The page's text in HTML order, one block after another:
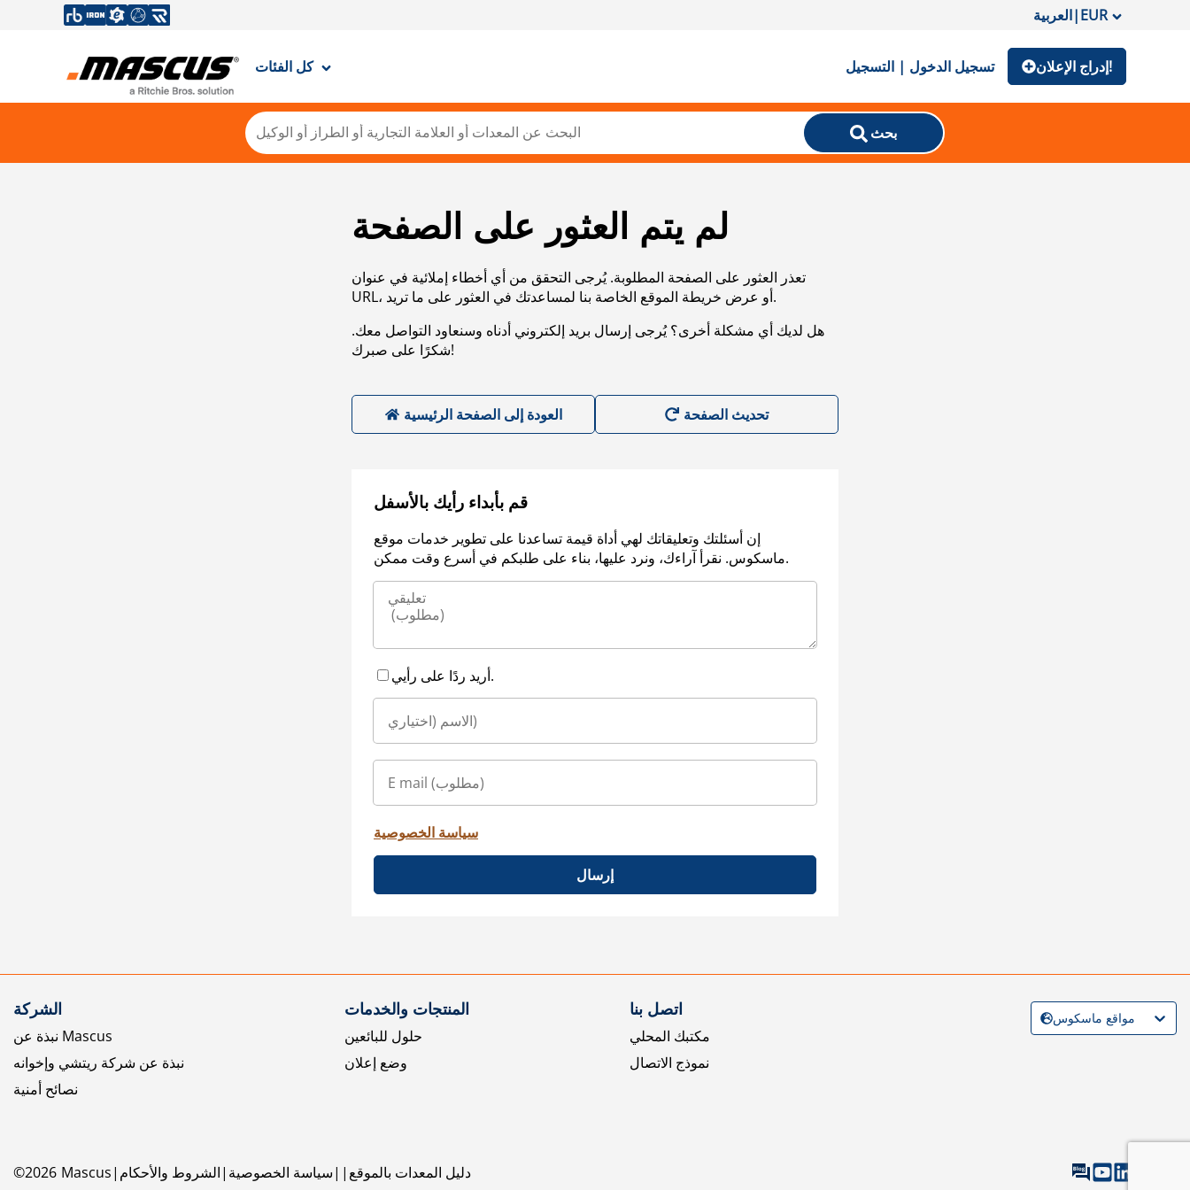
العربية|EUR
كل الفئات تسجيل الدخول | التسجيل إدراج الإعلان!
بحث
لم يتم العثور على الصفحة
تعذر العثور على الصفحة المطلوبة. يُرجى التحقق من أي أخطاء إملائية في عنوان
URL، أو عرض خريطة الموقع الخاصة بنا لمساعدتك في العثور على ما تريد.
هل لديك أي مشكلة أخرى؟ يُرجى إرسال بريد إلكتروني أدناه وسنعاود التواصل معك.
شكرًا على صبرك!
العودة إلى الصفحة الرئيسية
قم بأبداء رأيك بالأسفل
إن أسئلتك وتعليقاتك لهي أداة قيمة تساعدنا على تطوير خدمات موقع
ماسكوس. نقرأ آراءك، ونرد عليها، بناء على طلبكم في أسرع وقت ممكن.
أريد ردًا على رأيي.
سياسة الخصوصية
إرسال
الشركة
نبذة عن Mascus
نبذة عن شركة ريتشي وإخوانه
نصائح أمنية
المنتجات والخدمات
حلول للبائعين
وضع إعلان
اتصل بنا
مكتبك المحلي
نموذج الاتصال
©2026 Mascus الشروط والأحكام سياسة الخصوصية دليل المعدات بالموقع
مواقع ماسكوس